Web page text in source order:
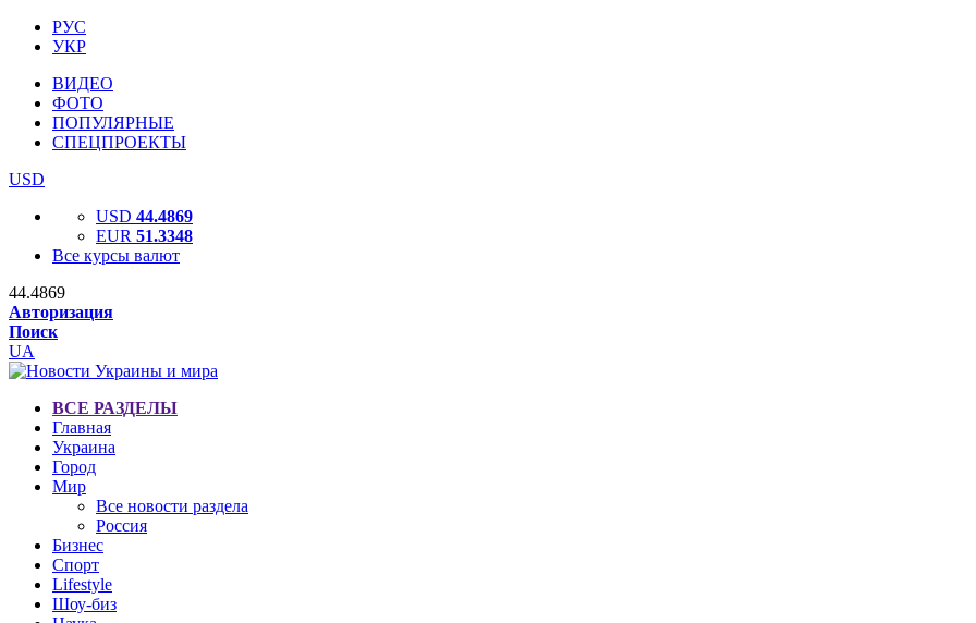
РУС
УКР
ВИДЕО
ФОТО
ПОПУЛЯРНЫЕ
СПЕЦПРОЕКТЫ
USD
USD 44.4869
EUR 51.3348
Все курсы валют
44.4869
Авторизация
Поиск
UA
ВСЕ РАЗДЕЛЫ
Главная
Украина
Город
Мир
Все новости раздела
Россия
Бизнес
Спорт
Lifestyle
Шоу-биз